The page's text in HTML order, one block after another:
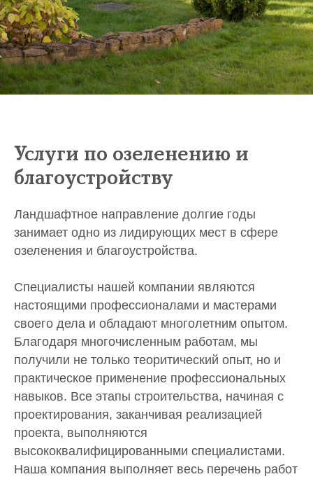
Услуги по озеленению и
благоустройству
Ландшафтное направление долгие годы
занимает одно из лидирующих мест в сфере
озеленения и благоустройства.
Специалисты нашей компании являются
настоящими профессионалами и мастерами
своего дела и обладают многолетним опытом.
Благодаря многочисленным работам, мы
получили не только теоритический опыт, но и
практическое применение профессиональных
навыков. Все этапы строительства, начиная с
проектирования, заканчивая реализацией
проекта, выполняются
высококвалифицированными специалистами.
Наша компания выполняет весь перечень работ